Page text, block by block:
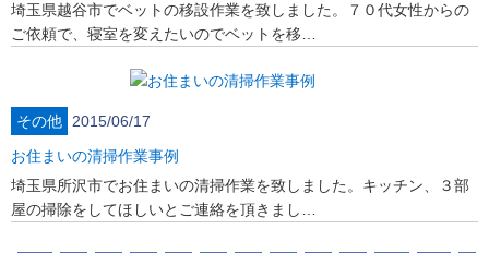
埼玉県越谷市でベットの移設作業を致しました。７０代女性からの
ご依頼で、寝室を変えたいのでベットを移…
その他
2015/06/17
お住まいの清掃作業事例
埼玉県所沢市でお住まいの清掃作業を致しました。キッチン、３部
屋の掃除をしてほしいとご連絡を頂きまし…